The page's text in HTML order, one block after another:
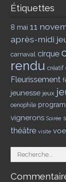
Étiquettes
8 mai 11
après-midi
carnaval cirque
rendu créatif
Fleurissement
jeunesse jeux
oenophile
vignerons Soirée
théâtre visite